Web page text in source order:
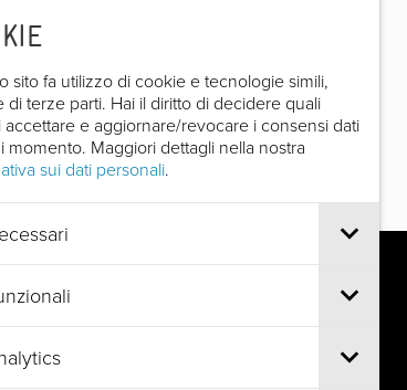
sito fa utilizzo di cookie e tecnologie simili,
di terze parti. Hai il diritto di decidere quali
accettare e aggiornare/revocare i consensi dati
momento. Maggiori dettagli nella nostra
sui dati personali.